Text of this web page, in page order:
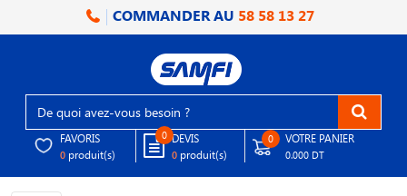
COMMANDER AU 58 58 13 27
FAVORIS
0 produit(s)
0 DEVIS
0 produit(s)
0 VOTRE PANIER
0.000 DT